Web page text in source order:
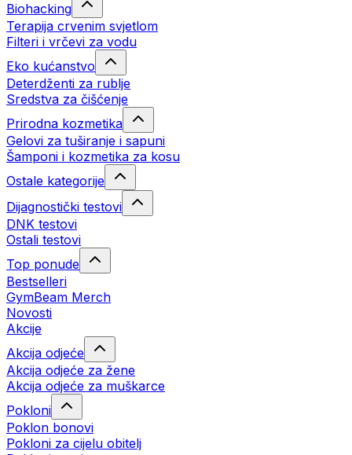
Biohacking
Terapija crvenim svjetlom
Filteri i vrčevi za vodu
Eko kućanstvo
Deterdženti za rublje
Sredstva za čišćenje
Prirodna kozmetika
Gelovi za tuširanje i sapuni
Šamponi i kozmetika za kosu
Ostale kategorije
Dijagnostički testovi
DNK testovi
Ostali testovi
Top ponude
Bestselleri
GymBeam Merch
Novosti
Akcije
Akcija odjeće
Akcija odjeće za žene
Akcija odjeće za muškarce
Pokloni
Poklon bonovi
Pokloni za cijelu obitelj